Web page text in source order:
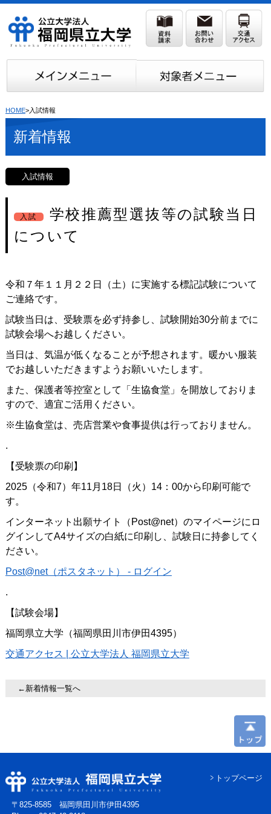
HOME>入試情報
新着情報
入試情報
入試
学校推薦型選抜等の試験当日
について
令和７年１１月２２日（土）に実施する標記試験について
ご連絡です。
試験当日は、受験票を必ず持参し、試験開始30分前までに
試験会場へお越しください。
当日は、気温が低くなることが予想されます。暖かい服装
でお越しいただきますようお願いいたします。
また、保護者等控室として「生協食堂」を開放しておりま
すので、適宜ご活用ください。
※生協食堂は、売店営業や食事提供は行っておりません。
.
【受験票の印刷】
2025（令和7）年11月18日（火）14：00から印刷可能で
す。
インターネット出願サイト（Post@net）のマイページにロ
グインしてA4サイズの白紙に印刷し、試験日に持参してく
ださい。
Post@net（ポスタネット） - ログイン
.
【試験会場】
福岡県立大学（福岡県田川市伊田4395）
交通アクセス | 公立大学法人 福岡県立大学
←新着情報一覧へ
〒825-8585 福岡県田川市伊田4395
トップページ